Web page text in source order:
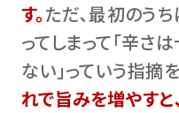
す。ただ､最初のう
ってしまって｢辛さ
ない｣っていう指摘
れで旨みを増やす